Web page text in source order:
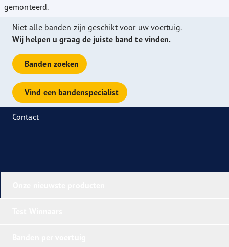
gemonteerd.
Niet alle banden zijn geschikt voor uw voertuig.
Wij helpen u graag de juiste band te vinden.
Banden zoeken
Vind een bandenspecialist
Contact